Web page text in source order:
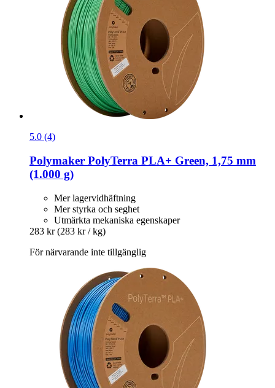
5.0 (4)
Polymaker PolyTerra PLA+ Green, 1,75 mm
(1.000 g)
Mer lagervidhäftning
Mer styrka och seghet
Utmärkta mekaniska egenskaper
283 kr (283 kr / kg)
För närvarande inte tillgänglig